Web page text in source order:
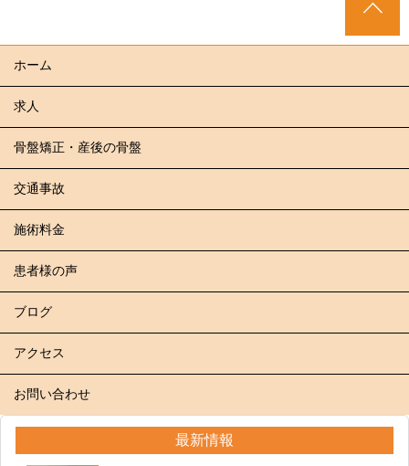
ホーム
求人
骨盤矯正・産後の骨盤
交通事故
施術料金
患者様の声
ブログ
アクセス
お問い合わせ
最新情報